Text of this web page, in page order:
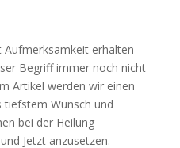
Aufmerksamkeit erhalten
Begriff immer noch nicht
Artikel werden wir einen
Wunsch und
bei der Heilung
Jetzt anzusetzen.